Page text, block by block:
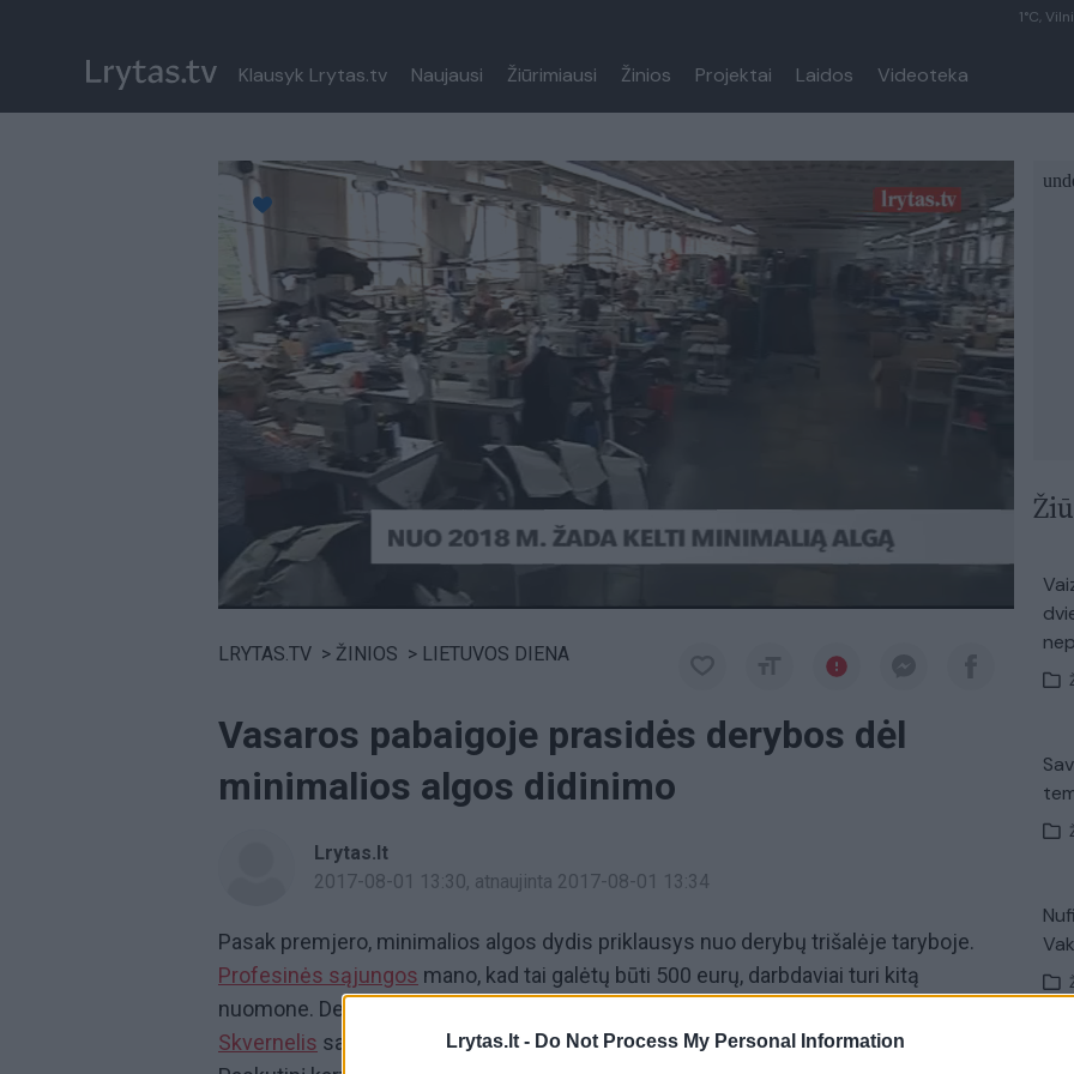
Lrytas.lt - Do Not Process My Personal Information
1°C,
Klausyk Lrytas.tv Naujausi Žiūrimiausi Žinios Projektai Laidos Videoteka
LRYTAS.TV > ŽINIOS > LIETUVOS DIENA
Vasaros pabaigoje prasidės derybos dėl
minimalios algos didinimo
Lrytas.lt
2017-08-01 13:30, atnaujinta 2017-08-01 13:34
Pasak premjero, minimalios algos dydis priklausys nuo derybų trišalėje taryboje.
Profesinės sąjungos mano, kad tai galėtų būti 500 eurų, darbdaviai turi kitą
nuomone. Derybos trišalėje taryboje turėtų prasidėti vasaros pabaigoje.
Skvernelis sako neabejojantis, kad nuo sausio, minimalialgaturi galimybių padidėti.